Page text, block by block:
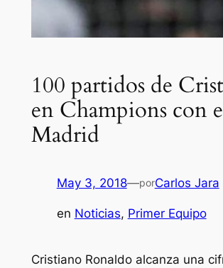
100 partidos de
en Champions con
Madrid
May 3, 2018—porCarlos Jara
en Noticias, Primer Equipo
Cristiano Ronaldo alcanza una